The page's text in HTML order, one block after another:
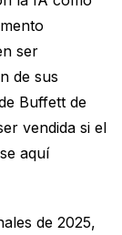
ser
de sus
Buffett de
vendida si el
aquí
de 2025,